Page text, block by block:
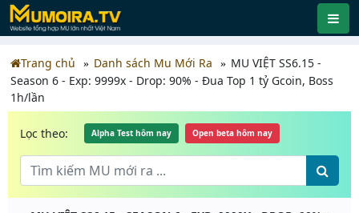
Trang chủ Danh sách Mu Mới Ra
MU VIỆT SS6.15 -
Season 6 - Exp: 9999x - Drop: 90% - Đua Top 1 tỷ Gcoin, Boss
1h/lần
Lọc theo: Alpha Test hôm nay Open beta hôm nay